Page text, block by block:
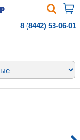
8 (8442) 53-06-01